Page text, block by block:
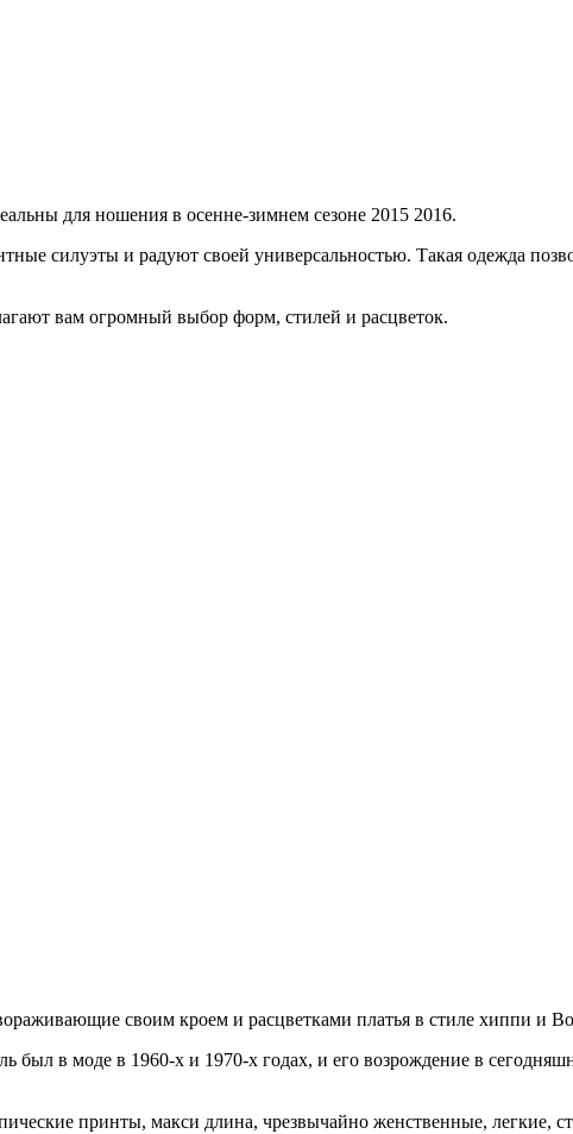
для ношения в осенне-зимнем сезоне 2015 2016.
силуэты и радуют своей универсальностью. Такая одежда
вам огромный выбор форм, стилей и расцветок.
своим кроем и расцветками платья в стиле хиппи и
в моде в 1960-х и 1970-х годах, и его возрождение в
принты, макси длина, чрезвычайно женственные, легкие,